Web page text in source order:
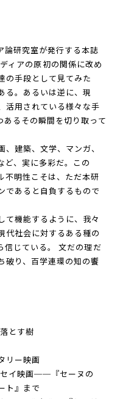
論研究室が発行する本誌
ィアの原初の関係に改め
の手段として見てみた
る。あるいは逆に、現
活用されている様々な手
るその瞬間を切り取って
建築、文学、マンガ、
ど、実に多彩だ。この
不明性こそは、ただ本研
であると自負するもので
て機能するように、我々
代社会に対するある種の
信じている。 文だの理だ
破り、百学連環の知の饗
とす樹
リー映画
イ映画──『セーヌの
ト』まで